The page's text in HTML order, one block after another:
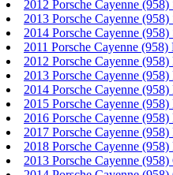
2012 Porsche Cayenne
2013 Porsche Cayenne
2014 Porsche Cayenne
2011 Porsche Cayenne (958)
2012 Porsche Cayenne (958)
2013 Porsche Cayenne (958)
2014 Porsche Cayenne (958)
2015 Porsche Cayenne (958)
2016 Porsche Cayenne (958)
2017 Porsche Cayenne (958)
2018 Porsche Cayenne (958)
2013 Porsche Cayenne (958)